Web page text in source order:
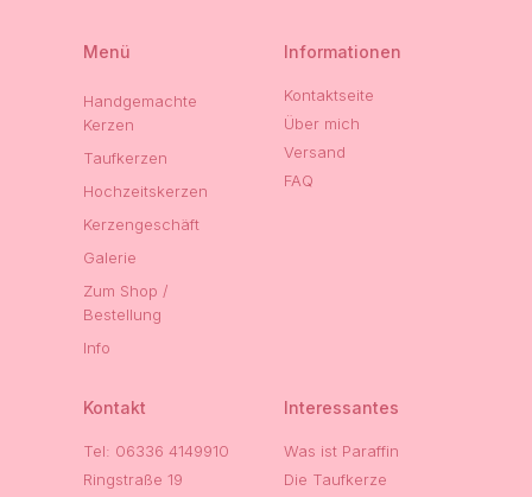
Menü
Handgemachte
Kerzen
Taufkerzen
Hochzeitskerzen
Kerzengeschäft
Galerie
Zum Shop /
Bestellung
Info
Informationen
Kontaktseite
Über mich
Versand
FAQ
Kontakt
Tel: 06336 4149910
Ringstraße 19
Interessantes
Was ist Paraffin
Die Taufkerze